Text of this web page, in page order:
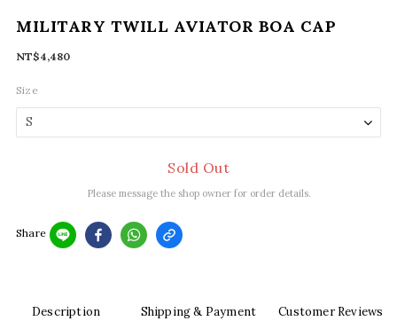
MILITARY TWILL AVIATOR BOA CAP
NT$4,480
Size
Sold Out
Please message the shop owner for order details.
Share
Description Shipping & Payment Customer Reviews